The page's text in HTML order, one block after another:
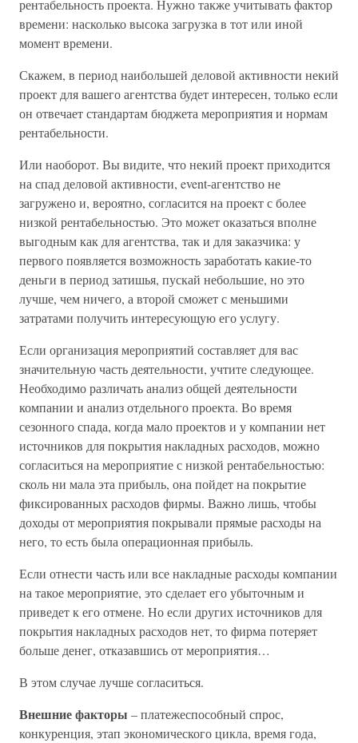
рентабельность проекта. Нужно также учитывать фактор
времени: насколько высока загрузка в тот или иной
момент времени.
Скажем, в период наибольшей деловой активности некий
проект для вашего агентства будет интересен, только если
он отвечает стандартам бюджета мероприятия и нормам
рентабельности.
Или наоборот. Вы видите, что некий проект приходится
на спад деловой активности, event-агентство не
загружено и, вероятно, согласится на проект с более
низкой рентабельностью. Это может оказаться вполне
выгодным как для агентства, так и для заказчика: у
первого появляется возможность заработать какие-то
деньги в период затишья, пускай небольшие, но это
лучше, чем ничего, а второй сможет с меньшими
затратами получить интересующую его услугу.
Если организация мероприятий составляет для вас
значительную часть деятельности, учтите следующее.
Необходимо различать анализ общей деятельности
компании и анализ отдельного проекта. Во время
сезонного спада, когда мало проектов и у компании нет
источников для покрытия накладных расходов, можно
согласиться на мероприятие с низкой рентабельностью:
сколь ни мала эта прибыль, она пойдет на покрытие
фиксированных расходов фирмы. Важно лишь, чтобы
доходы от мероприятия покрывали прямые расходы на
него, то есть была операционная прибыль.
Если отнести часть или все накладные расходы компании
на такое мероприятие, это сделает его убыточным и
приведет к его отмене. Но если других источников для
покрытия накладных расходов нет, то фирма потеряет
больше денег, отказавшись от мероприятия…
В этом случае лучше согласиться.
Внешние факторы – платежеспособный спрос,
конкуренция, этап экономического цикла, время года,